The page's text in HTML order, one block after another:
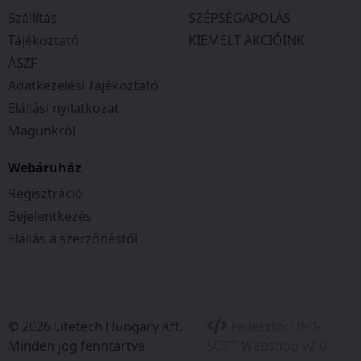
12/24 órás időkijelzés
Külső hőmérséklet
Alacsony elemtöltöttség indikátor
Full screen (teljes képernyős mód)
Autoscan
Cseppállóság
Szállítás
Tájékoztató
ÁSZF
Adatkezelési Tájékoztató
Elállási nyilatkozat
Magunkról
SZÉPSÉGÁPOLÁS
KIEMELT AKCIÓINK
Webáruház
Regisztráció
Bejelentkezés
Elállás a szerződéstől
© 2026 Lifetech Hungary Kft.
Minden jog fenntartva.